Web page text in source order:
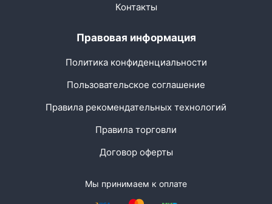
Контакты
Правовая информация
Политика конфиденциальности
Пользовательское соглашение
Правила рекомендательных технологий
Правила торговли
Договор оферты
Мы принимаем к оплате